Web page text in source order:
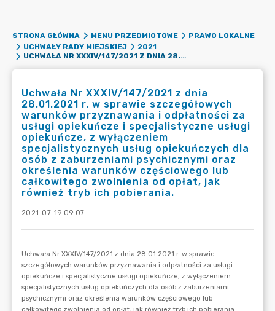
STRONA GŁÓWNA MENU PRZEDMIOTOWE
PRAWO LOKALNE
UCHWAŁY RADY MIEJSKIEJ
2021
UCHWAŁA NR XXXIV/147/2021 Z DNIA 28.01.2021 R. W SPRAWIE SZCZEGÓŁOWYCH WARUNKÓW PRZYZNAWANIA I ODPŁATNOŚCI ZA USŁUGI OPIEKUŃCZE I SPECJALISTYCZNE USŁUGI OPIEKUŃCZE, Z WYŁĄCZENIEM SPECJALISTYCZNYCH USŁUG OPIEKUŃCZYCH DLA OSÓB Z ZABURZENIAMI PSYCHICZNYMI ORAZ OKREŚLENIA WARUNKÓW CZĘŚCIOWEGO LUB CAŁKOWITEGO ZWOLNIENIA OD OPŁAT, JAK RÓWNIEŻ TRYB ICH POBIERANIA.
Uchwała Nr XXXIV/147/2021 z dnia
28.01.2021 r. w sprawie szczegółowych
warunków przyznawania i odpłatności za
usługi opiekuńcze i specjalistyczne usługi
opiekuńcze, z wyłączeniem
specjalistycznych usług opiekuńczych dla
osób z zaburzeniami psychicznymi oraz
określenia warunków częściowego lub
całkowitego zwolnienia od opłat, jak
również tryb ich pobierania.
2021-07-19 09:07